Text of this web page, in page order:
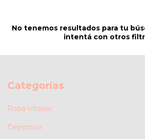
No tenemos resultados para tu
intentá con otros
Categorías
Ropa Interior
Deportivo